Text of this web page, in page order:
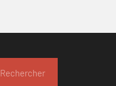
Rechercher